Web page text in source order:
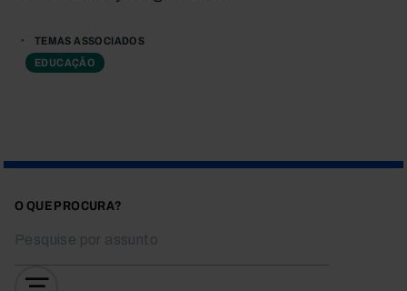
TEMAS ASSOCIADOS
EDUCAÇÃO
O QUE PROCURA?